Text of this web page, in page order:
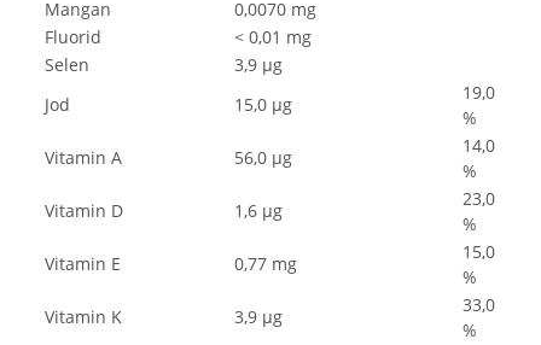
Mangan
0,0070 mg
Fluorid
< 0,01 mg
Selen
3,9 µg
Jod
15,0 µg
19,0
%
Vitamin A
56,0 µg
14,0
%
Vitamin D
1,6 µg
23,0
%
Vitamin E
0,77 mg
15,0
%
Vitamin K
3,9 µg
33,0
%